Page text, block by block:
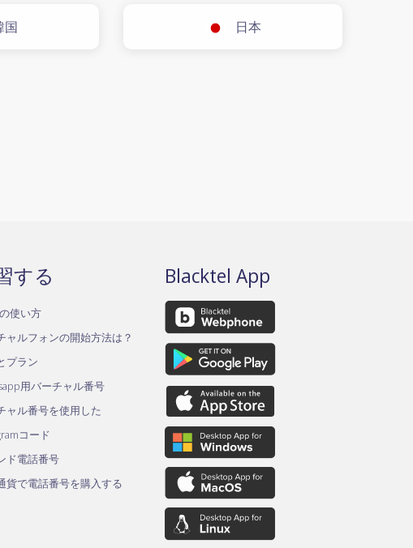
国 日本
する
使い方
ャルフォンの開始方法は？
プラン
用バーチャル番号
ャル番号を使用した
コード
ド電話番号
貨で電話番号を購入する
Blacktel App